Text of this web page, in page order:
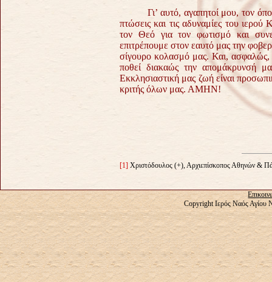
Γι’ αυτό, αγαπητοί μου, τον
πτώσεις και τις αδυναμίες του
τον Θεό για τον φωτισμό και
επιτρέπουμε στον εαυτό μας την
σίγουρο κολασμό μας. Και, ασφαλώς,
ποθεί διακαώς την απομάκρυνσή
Εκκλησιαστική μας ζωή είναι
κριτής όλων μας. ΑΜΗΝ!
[1] Χριστόδουλος (+), Αρχιεπίσκοπος Αθηνών &
Copyright Ιερός Ναός Αγίου